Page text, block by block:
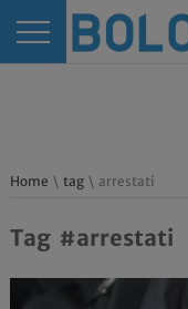
Home \ tag\ arrestati
Tag #arrestati